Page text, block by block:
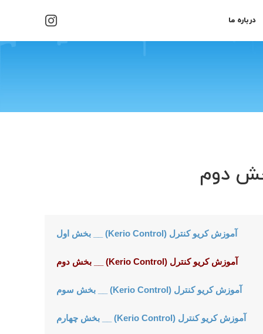
درباره ما
آموزش کریو کنترل (Kerio Control) __ بخش اول
آموزش کریو کنترل (Kerio Control) __ بخش دوم
آموزش کریو کنترل (Kerio Control) __ بخش سوم
آموزش کریو کنترل (Kerio Control) __ بخش چهارم